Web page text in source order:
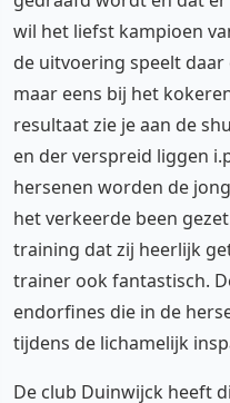
wil het liefst kampioen
de uitvoering speelt
maar eens bij het
resultaat zie je aan de
en der verspreid liggen
hersenen worden de
het verkeerde been
training dat zij heerlijk
trainer ook fantastisch.
endorfines die in de
tijdens de lichamelijk
De club Duinwijck heeft